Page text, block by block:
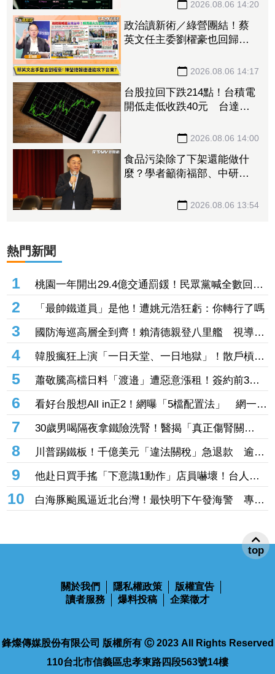
2026.08.06 14:20
政治讀新術／綠營團結！蔡
英文任主委劉櫂豪也回歸
拿下台東的一次2026.08.06 14:17
台股拉回下跌214點！台積電
開低走低收跌40元 台達
2026.08.06 14:00
食品污染除了下架還能做什
麼？學者籲衛福部、中研
2026.08.06 13:54
熱門新聞
1
桃園一年開出29.4億交通罰鍰！民眾黨喊全數回饋
交通、別再只買科技執法
2 「最帥鐵道員」是他！遭姚元浩狂虧：你轉行了嗎
3
國防海巡高層全到齊！賴清德親登八里艦 視導漢
光「台北港防衛戰」
4
韓股瘋狂上演「一日天堂、一日地獄」！散戶槓桿
被巴到崩潰 今年熔斷至少44次
5
蕭敬騰高檔日料「渡邉」遭惡意漲租！簽約前3小
時房東反悔 急尋餐廳新地點
6
看好台股想All in正2！網曝「5檔配置法」 網一面
倒喊：算哪門子分散風險
7
30歲男喝隔夜拿鐵險洗腎！醫揭「真正傷腎關
鍵」：放室溫一下午
8
川普踢鐵板！千億美元「違法關稅」急退款 逾
1660億稅款已退6成
9
他赴日買手搖「下意識1動作」店員嚇壞！台人秒
懂：基本技能
10
白海豚颱風逼近北台灣！最快明下午發海警 專家
曝「北部陸警」關鍵
關於我們 隱私權政策
版權宣告
讀者服務
爆料投稿 企業徵才
鋒燦傳媒股份有限公司 版權所有 Ⓒ 2023 All Rights Reserved
110台北市信義區忠孝東路四段563號14樓
top